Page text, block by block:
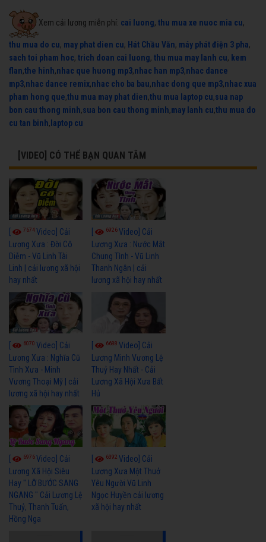
Xem cải lương miễn phí: cai luong, thu mua xe nuoc mia cu,
thu mua do cu, may phat dien cu, Hát Chầu Văn, máy phát điện 3 pha,
sach toi pham hoc, trich doan cai luong, thu mua may lanh cu, kem
flan,the hinh,nhac que huong mp3,nhac han mp3,nhac dance
mp3,nhac dance remix,nhac cho ba bau,nhac dong que mp3,nhac xua
pham hong que,thu mua may phat dien,thu mua laptop cu,sua nap
bon cau thong minh,sua bon cau thong minh,may lanh cu,thu mua do
cu tan binh, laptop cu
[VIDEO] CÓ THỂ BẠN QUAN TÂM
7674Video] Cải
Lương Xưa : Đời Cô
Diễm - Vũ Linh Tài
Linh | cải lương xã hội
hay nhất
6926Video] Cải
Lương Xưa : Nước Mắt
Chung Tình - Vũ Linh
Thanh Ngân | cải
lương xã hội hay nhất
6070 Video] Cải
Lương Xưa : Nghĩa Cũ
Tình Xưa - Minh
Vương Thoại Mỹ | cải
lương xã hội hay nhất
6688Video] Cải
Lương Minh Vương Lệ
Thuỷ Hay Nhất - Cải
Lương Xã Hội Xưa Bất
Hủ
6976Video] Cải
Lương Xã Hội Siêu
Hay " LỠ BƯỚC SANG
NGANG " Cải Lương Lệ
Thuỷ, Thanh Tuấn,
Hồng Nga
6392Video] Cải
Lương Xưa Một Thuở
Yêu Người Vũ Linh
Ngọc Huyền cải lương
xã hội hay nhất